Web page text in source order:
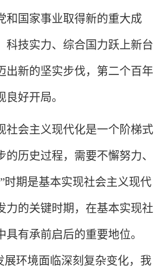
和国家事业取得新的重大成
科技实力、综合国力跃上新台
出新的坚实步伐，第二个百年
好开局。
会主义现代化是一个阶梯式
历史过程，需要不懈努力、
时期是基本实现社会主义现代
力的关键时期，在基本实现社
有承前启后的重要地位。
展环境面临深刻复杂变化，我